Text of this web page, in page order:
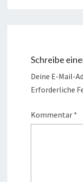
Schreibe
Deine E-Mail-
Erforderliche
Kommentar *